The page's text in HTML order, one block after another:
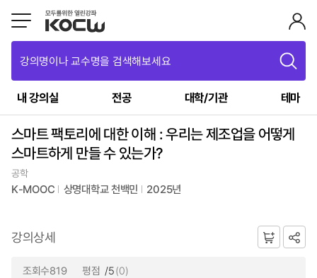
강의명이나 교수명을 검색해보세요
내 강의실 전공 대학/기관 테마
스마트 팩토리에 대한 이해 : 우리는 제조업을 어떻게
스마트하게 만들 수 있는가?
공학
K-MOOC 상명대학교 천백민 2025년
강의상세
조회수819 평점 /5(0)